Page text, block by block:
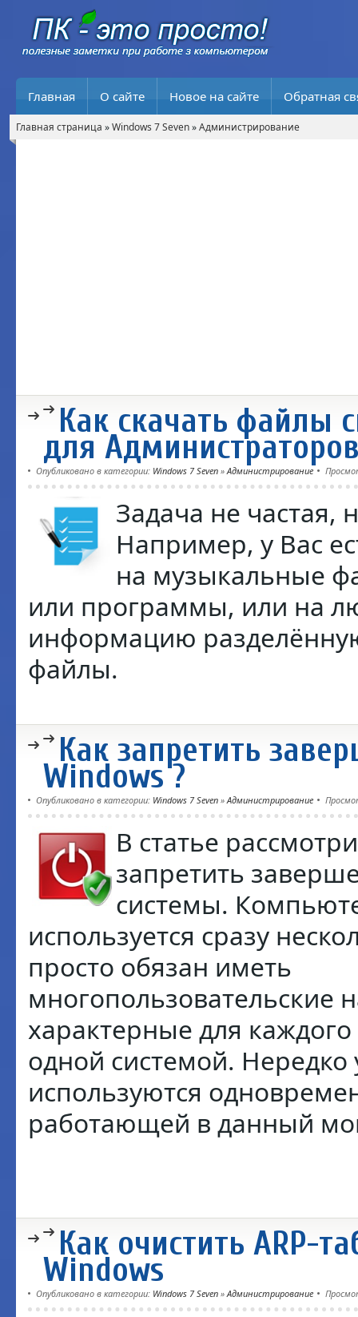
Главная О сайте Новое на сайте Обратная
Главная страница »Windows 7 Seven»Администрирование
Как скачать файлы
для
Опубликовано в категории: Windows 7 Seven »Администрирование
Задача не частая,
Например, у Вас
на музыкальные
или программы, или на
информацию
файлы.
Как запретить
Windows ?
Опубликовано в категории: Windows 7 Seven »Администрирование
В статье
запретить
системы.
используется сразу
просто обязан иметь
многопользовательские
характерные для
одной системой. Нередко
используются
работающей в данный
Как очистить ARP-
Windows
Опубликовано в категории: Windows 7 Seven »Администрирование